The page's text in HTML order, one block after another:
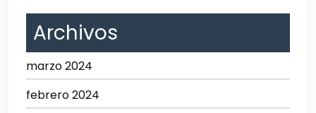
Archivos
marzo 2024
febrero 2024